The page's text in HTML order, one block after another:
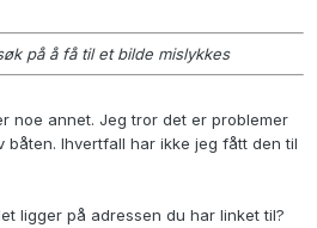
på å få til et bilde mislykkes
noe annet. Jeg tror det er problemer
båten. Ihvertfall har ikke jeg fått den til
ligger på adressen du har linket til?